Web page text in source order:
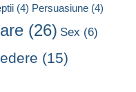
(4) Persuasiune (4)
(26) Sex (6)
(15)